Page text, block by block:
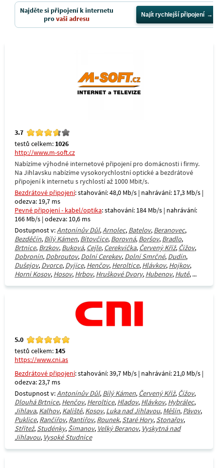
Najděte si připojení k internetu
provaši adresu Najít rychlejší připojení
3.7
testů celkem: 1026
http://www.m-soft.cz
Nabízíme výhodné internetové připojení pro domácnosti i firmy.
Na Jihlavsku nabízíme vysokorychlostní optické a bezdrátové
připojení k internetu s rychlostí až 1000 Mbit/s.
Bezdrátové připojení: stahování: 48,0 Mb/s | nahrávání: 17,3 Mb/s |
odezva: 19,7 ms
Pevné připojení - kabel/optika: stahování: 184 Mb/s | nahrávání:
166 Mb/s | odezva: 10,6 ms
Dostupnost v:Antonínův Důl,Arnolec, Batelov, Beranovec,
Bezděčín, Bílý Kámen, Bítovčice, Borovná, Boršov, Bradlo,
Brtnice, Brzkov, Buková, Cejle, Cerekvička, Červený Kříž, Čížov,
Dobronín, Dobroutov, Dolní Cerekev, Dolní Smrčné, Dudín,
Dušejov, Dvorce, Dyjice, Henčov, Heroltice, Hlávkov, Hojkov,
Horní Kosov, Hosov, Hrbov, Hruškové Dvory, Hubenov, Hutě, ...
5.0
testů celkem: 145
https://www.cni.as
Bezdrátové připojení: stahování: 39,7 Mb/s | nahrávání: 21,0 Mb/s |
odezva: 23,7 ms
Dostupnost v:Antonínův Důl, Bílý Kámen, Červený Kříž, Čížov,
Dlouhá Brtnice, Henčov, Heroltice, Hladov, Hlávkov, Hybrálec,
Jihlava, Kalhov, Kaliště, Kosov, Luka nad Jihlavou, Měšín, Pávov,
Puklice, Rančířov, Rantířov, Rounek, Staré Hory, Stonařov,
Střítež, Studénky, Šimanov, Velký Beranov, Vyskytná nad
Jihlavou, Vysoké Studnice